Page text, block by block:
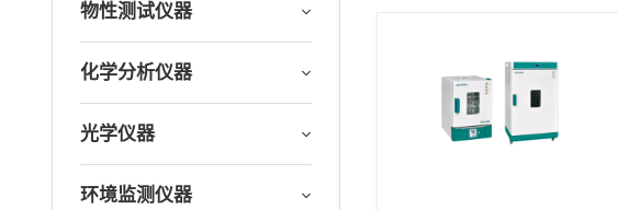
物性测试仪器
化学分析仪器
光学仪器
环境监测仪器